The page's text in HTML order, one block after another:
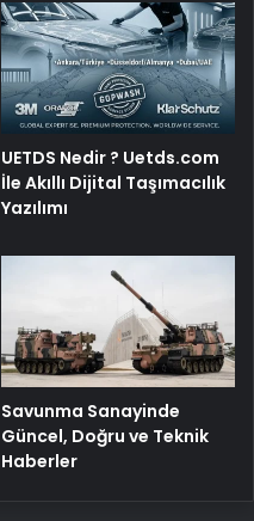
UETDS Nedir ? Uetds.com
İle Akıllı Dijital Taşımacılık
Yazılımı
Savunma Sanayinde
Güncel, Doğru ve Teknik
Haberler